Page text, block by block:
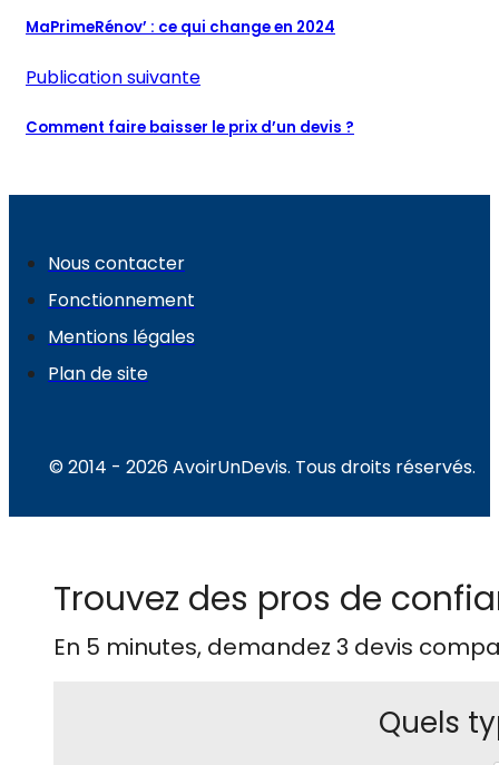
MaPrimeRénov’ : ce qui change en 2024
Publication suivante
Comment faire baisser le prix d’un devis ?
Nous contacter
Fonctionnement
Mentions légales
Plan de site
© 2014 - 2026 AvoirUnDevis. Tous droits réservés.
Trouvez des pros de
En 5 minutes, demandez 3 devis
Quels